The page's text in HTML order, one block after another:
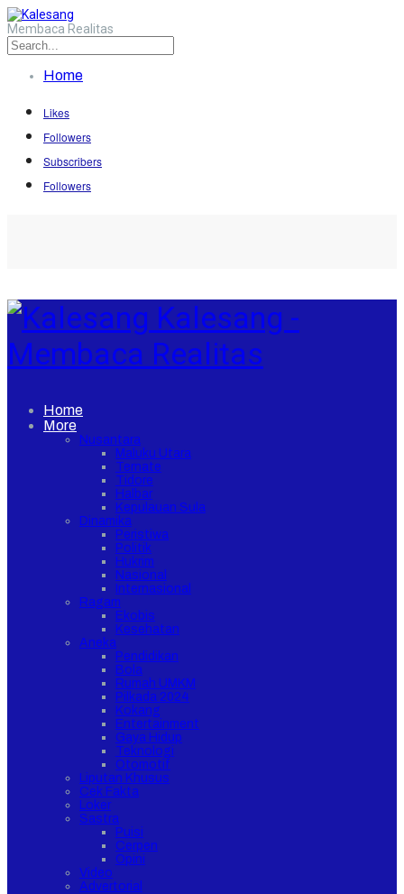
Membaca Realitas
Home
Likes
Followers
Subscribers
Followers
Kalesang -
Membaca Realitas
Home
More
Nusantara
Maluku Utara
Ternate
Tidore
Halbar
Kepulauan Sula
Dinamika
Peristiwa
Politik
Hukrim
Nasional
Internasional
Ragam
Ekobis
Kesehatan
Aneka
Pendidikan
Bola
Rumah UMKM
Pilkada 2024
Kokang
Entertainment
Gaya Hidup
Teknologi
Otomotif
Liputan Khusus
Cek Fakta
Loker
Sastra
Puisi
Cerpen
Opini
Video
Advertorial